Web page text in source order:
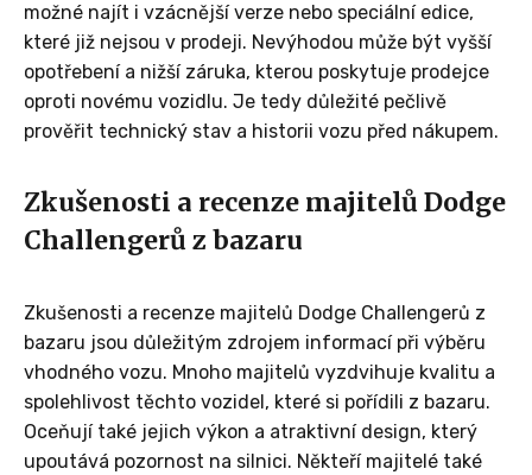
možné najít i vzácnější verze nebo speciální edice,
které již nejsou v prodeji. Nevýhodou může být vyšší
opotřebení a nižší záruka, kterou poskytuje prodejce
oproti novému vozidlu. Je tedy důležité pečlivě
prověřit technický stav a historii vozu před nákupem.
Zkušenosti a recenze majitelů Dodge
Challengerů z bazaru
Zkušenosti a recenze majitelů Dodge Challengerů z
bazaru jsou důležitým zdrojem informací při výběru
vhodného vozu. Mnoho majitelů vyzdvihuje kvalitu a
spolehlivost těchto vozidel, které si pořídili z bazaru.
Oceňují také jejich výkon a atraktivní design, který
upoutává pozornost na silnici. Někteří majitelé také